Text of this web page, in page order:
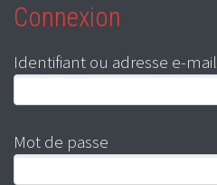
Connexion
Identifiant ou adresse e-mail
Mot de passe